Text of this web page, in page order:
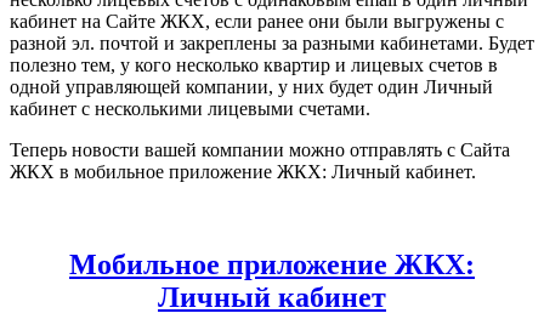
кабинет на Сайте ЖКХ, если ранее они были выгружены с
разной эл. почтой и закреплены за разными кабинетами. Будет
полезно тем, у кого несколько квартир и лицевых счетов в
одной управляющей компании, у них будет один Личный
кабинет с несколькими лицевыми счетами.
Теперь новости вашей компании можно отправлять с Сайта
ЖКХ в мобильное приложение ЖКХ: Личный кабинет.
Мобильное приложение ЖКХ:
Личный кабинет